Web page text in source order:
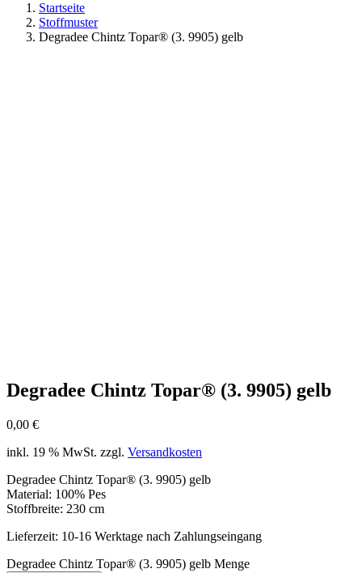
Startseite
Stoffmuster
Degradee Chintz Topar® (3. 9905) gelb
Degradee Chintz Topar® (3. 9905) gelb
0,00 €
inkl. 19 % MwSt. zzgl. Versandkosten
Degradee Chintz Topar® (3. 9905) gelb
Material: 100% Pes
Stoffbreite: 230 cm
Lieferzeit: 10-16 Werktage nach Zahlungseingang
Degradee Chintz Topar® (3. 9905) gelb Menge